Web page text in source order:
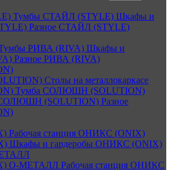
Тумбы СТАЙЛ (STYLE) Шкафы и
Разное СТАЙЛ (STYLE)
РИВА (RIVA) Шкафы и
Разное РИВА (RIVA)
Столы на металлокаркасе
Тумба СОЛЮШН (SOLUTION)
(SOLUTION) Разное
Рабочая станция ОНИКС (ONIX)
Шкафы и гардеробы ОНИКС (ONIX)
O-МЕТАЛЛ Рабочая станция ОНИКС